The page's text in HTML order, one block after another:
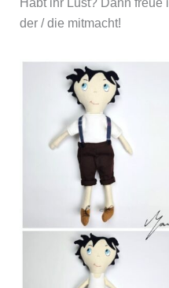
der / die mitmacht!